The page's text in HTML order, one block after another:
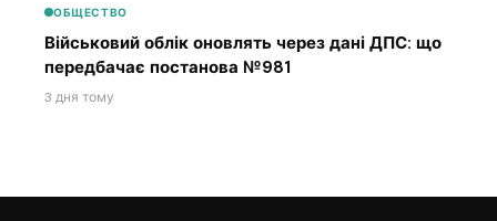
ОБЩЕСТВО
Військовий облік оновлять через дані ДПС: що
передбачає постанова №981
3 дня тому